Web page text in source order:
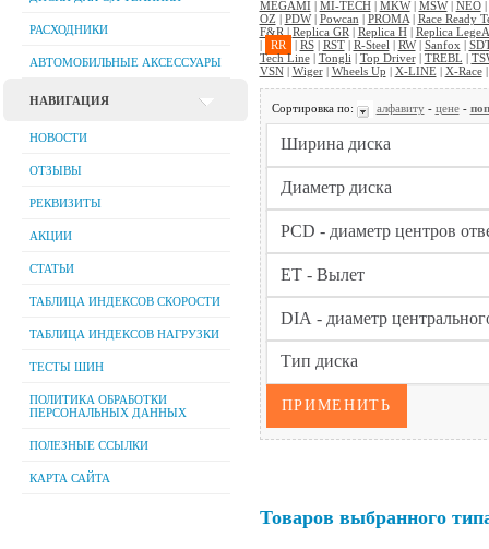
РАСХОДНИКИ
АВТОМОБИЛЬНЫЕ АКСЕССУАРЫ
НАВИГАЦИЯ
НОВОСТИ
ОТЗЫВЫ
РЕКВИЗИТЫ
АКЦИИ
СТАТЬИ
ТАБЛИЦА ИНДЕКСОВ СКОРОСТИ
ТАБЛИЦА ИНДЕКСОВ НАГРУЗКИ
ТЕСТЫ ШИН
ПОЛИТИКА ОБРАБОТКИ
ПЕРСОНАЛЬНЫХ ДАННЫХ
ПОЛЕЗНЫЕ ССЫЛКИ
КАРТА САЙТА
MEGAMI | MI-TECH| MKW| MSW| NEO|
OZ | PDW| Powcan | PROMA| Race Ready
F&R | Replica GR | Replica H| Replica
|
RR | RS| RST| R-Steel | RW| Sanfox |
Tech Line| Tongli | Top Driver| TREBL |
VSN| Wiger| Wheels Up | X-LINE| X-Race
Сортировка по: алфавиту- цене-
Товаров выбранного